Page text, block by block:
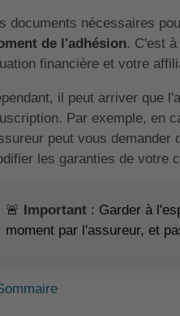
documents nécessaires
de l'adhésion. C'est à
financière et votre
il peut arriver que
Par exemple, en
peut vous
les garanties de votre
🚨 Important : Garder à
moment par l'assureur, et